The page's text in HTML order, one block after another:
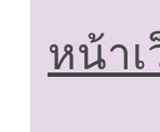
หน้า